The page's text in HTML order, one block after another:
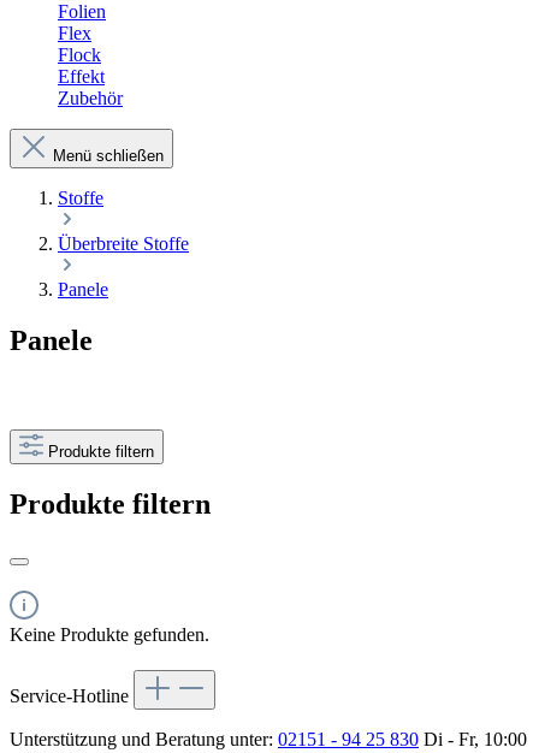
Folien
Flex
Flock
Effekt
Zubehör
Menü schließen
Stoffe
Überbreite Stoffe
Panele
Panele
Produkte filtern
Produkte filtern
Keine Produkte gefunden.
Service-Hotline
Unterstützung und Beratung unter: 02151 - 94 25 830 Di - Fr, 10:00